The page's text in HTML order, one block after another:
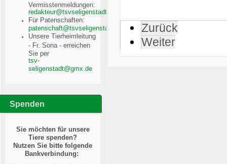
Vermisstenmeldungen:
Für Patenschaften:
Unsere Tierheimleitung
- Fr. Sona - erreichen
Sie per
Spenden
Sie möchten für unsere
Tiere spenden?
Nutzen Sie bitte folgende
Bankverbindung:
Zurück
Weiter